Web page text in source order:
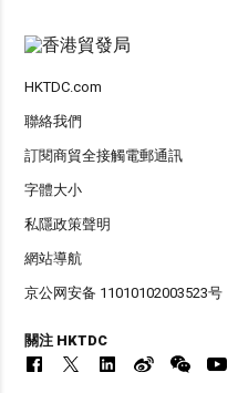
HKTDC.com
聯絡我們
訂閱商貿全接觸電郵通訊
字體大小
私隱政策聲明
網站導航
京公网安备 11010102003523号
關注 HKTDC